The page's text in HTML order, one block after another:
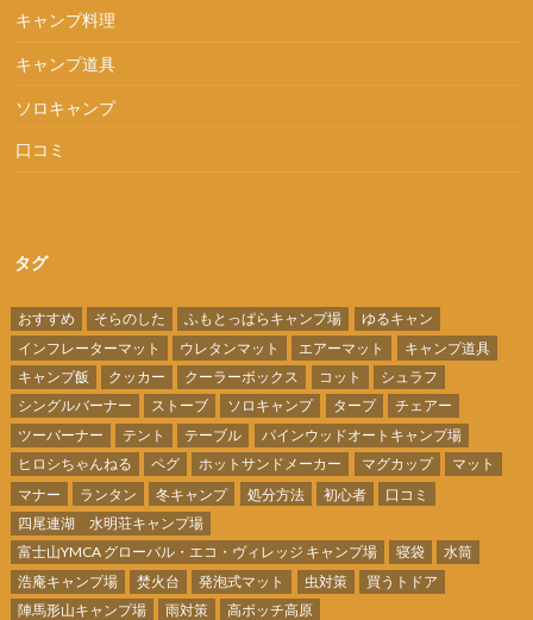
キャンプ料理
キャンプ道具
ソロキャンプ
口コミ
タグ
おすすめ そらのした ふもとっぱらキャンプ場
ゆるキャン
インフレーターマット
ウレタンマット エアーマット
キャンプ道具
キャンプ飯
クッカー クーラーボックス コット
シュラフ
シングルバーナー
ストーブ ソロキャンプ タープ
チェアー
ツーバーナー
テント テーブル
パインウッドオートキャンプ場
ヒロシちゃんねる
ペグ ホットサンドメーカー マグカップ
マット
マナー
ランタン 冬キャンプ 処分方法 初心者
口コミ
四尾連湖 水明荘キャンプ場
富士山YMCA グローバル・エコ・ヴィレッジ キャンプ場
寝袋
水筒
浩庵キャンプ場
焚火台 発泡式マット 虫対策
買うトドア
陣馬形山キャンプ場
雨対策 高ボッチ高原